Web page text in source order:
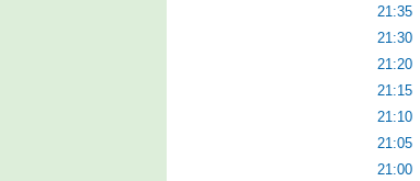
21:35
21:30
21:20
21:15
21:10
21:05
21:00